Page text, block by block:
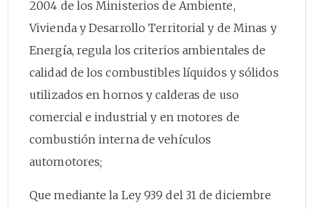
2004 de los Ministerios de Ambiente,
Vivienda y Desarrollo Territorial y de Minas y
Energía, regula los criterios ambientales de
calidad de los combustibles líquidos y sólidos
utilizados en hornos y calderas de uso
comercial e industrial y en motores de
combustión interna de vehículos
automotores;
Que mediante la Ley 939 del 31 de diciembre